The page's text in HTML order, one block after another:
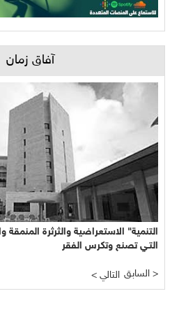
آفاق زمان
التـي تصنع وتكرس الفقر
< التالي السابق >